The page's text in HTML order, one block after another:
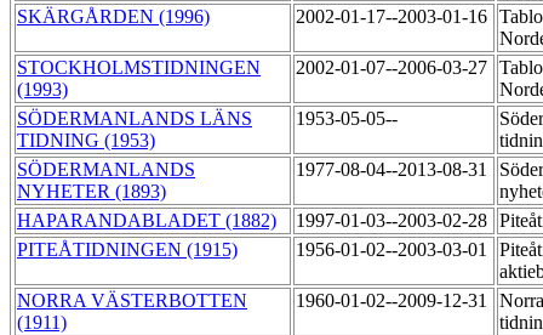
SKÄRGÅRDEN (1996)
2002-01-17--2003-01-16
STOCKHOLMSTIDNINGEN
(1993)
2002-01-07--2006-03-27
SÖDERMANLANDS LÄNS
TIDNING (1953)
1953-05-05--
SÖDERMANLANDS
NYHETER (1893)
1977-08-04--2013-08-31
HAPARANDABLADET (1882)
1997-01-03--2003-02-28
PITEÅTIDNINGEN (1915)
1956-01-02--2003-03-01
NORRA VÄSTERBOTTEN
(1911)
1960-01-02--2009-12-31